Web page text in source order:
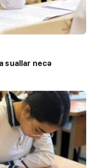
suallar necə